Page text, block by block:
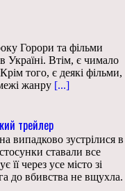
Горори та фільми
Україні. Втім, є чимало
того, є деякі фільми,
жанру [...]
трейлер
випадково зустрілися в
ставали все
через усе місто зі
до вбивства не вщухла.